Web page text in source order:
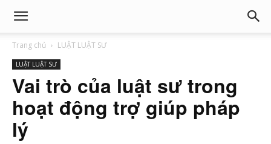
Trang chủ LUẬT LUẬT SƯ
LUẬT LUẬT SƯ
Vai trò của luật sư trong
hoạt động trợ giúp pháp
lý